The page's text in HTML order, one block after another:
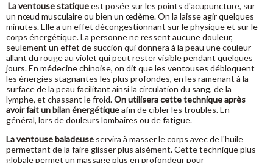
La ventouse statiqueest posée sur les points d'acupuncture, sur
un nœud musculaire ou bien un œdème. On la laisse agir quelques
minutes. Elle a un effet décongestionnant sur le physique et sur le
corps énergétique. La personne ne ressent aucune douleur,
seulement un effet de succion qui donnera à la peau une couleur
allant du rouge au violet qui peut rester visible pendant quelques
jours. En médecine chinoise, on dit que les ventouses débloquent
les énergies stagnantes les plus profondes, en les ramenant à la
surface de la peau facilitant ainsi la circulation du sang, de la
lymphe, et chassant le froid.On utilisera cette technique après
avoir fait un bilan énergétiqueafin de cibler les troubles. En
général, lors de douleurs lombaires ou de fatigue.
La ventouse baladeuse servira à masser le corps avec de l'huile
permettant de la faire glisser plus aisément. Cette technique plus
globale permet un massage plus en profondeur pour